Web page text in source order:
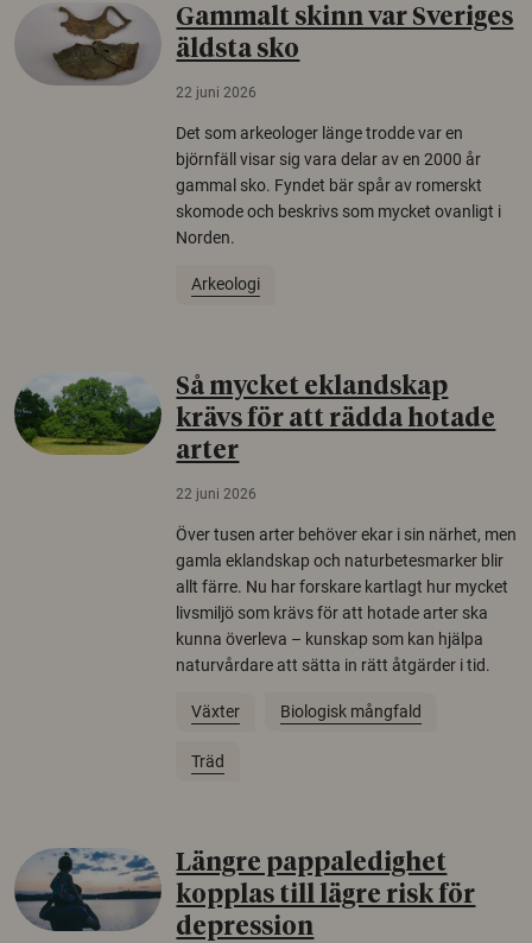
Gammalt skinn var Sveriges
äldsta sko
22 juni 2026
Det som arkeologer länge trodde var en
björnfäll visar sig vara delar av en 2000 år
gammal sko. Fyndet bär spår av romerskt
skomode och beskrivs som mycket ovanligt i
Norden.
Arkeologi
Så mycket eklandskap
krävs för att rädda hotade
arter
22 juni 2026
Över tusen arter behöver ekar i sin närhet, men
gamla eklandskap och naturbetesmarker blir
allt färre. Nu har forskare kartlagt hur mycket
livsmiljö som krävs för att hotade arter ska
kunna överleva – kunskap som kan hjälpa
naturvårdare att sätta in rätt åtgärder i tid.
Växter Biologisk mångfald
Träd
Längre pappaledighet
kopplas till lägre risk för
depression